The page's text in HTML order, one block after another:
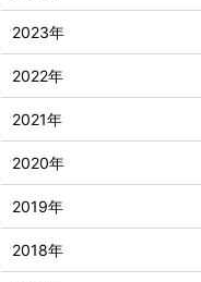
2023年
2022年
2021年
2020年
2019年
2018年